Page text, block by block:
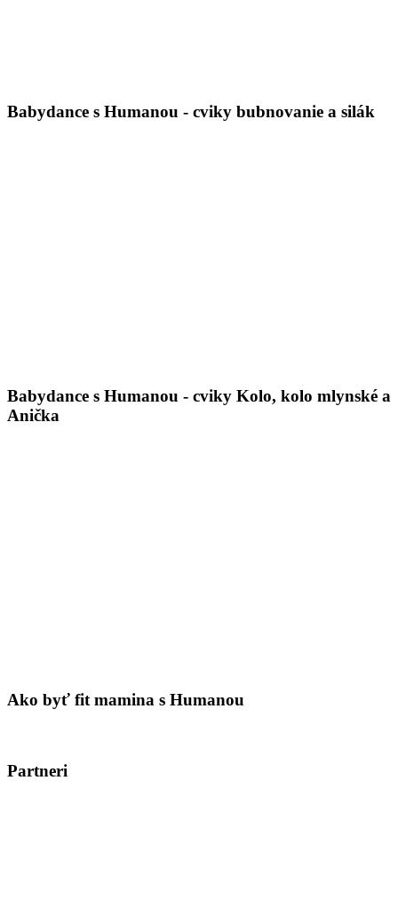
Babydance s Humanou - cviky bubnovanie a silák
Babydance s Humanou - cviky Kolo, kolo mlynské a
Anička
Ako byť fit mamina s Humanou
Partneri